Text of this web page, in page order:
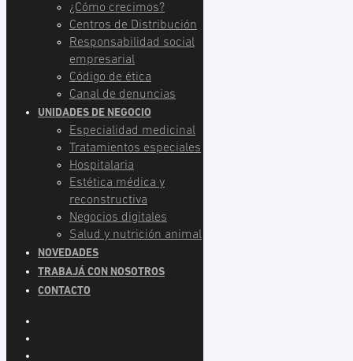
¿Cómo crecimos?
Centros de Distribución
Responsabilidad social
empresarial
Código de ética
Canal de denuncias
UNIDADES DE NEGOCIO
Especialidad medicinal
Tratamientos especiales
Hospitalaria
Estética médica y
reconstructiva
Negocios digitales
Salud y nutrición animal
NOVEDADES
TRABAJÁ CON NOSOTROS
CONTACTO